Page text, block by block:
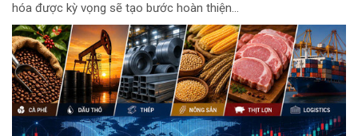
hóa được kỳ vọng sẽ tạo bước hoàn thiện...